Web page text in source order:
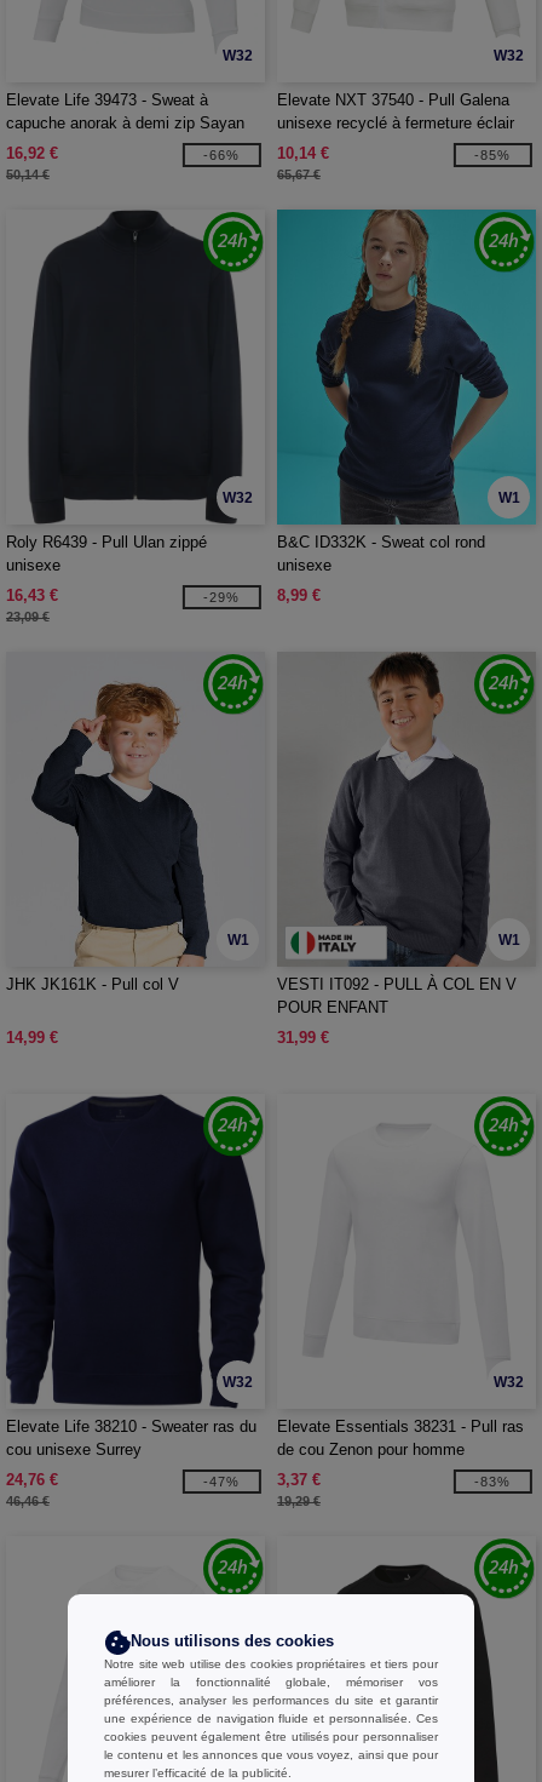
W32
Elevate Life 39473 - Sweat à
capuche anorak à demi zip Sayan
pour femme
16,92 €
50,14 €
-66%
W32
Elevate NXT 37540 - Pull Galena
unisexe recyclé à fermeture éclair
intégrale Aware™
10,14 €
65,67 €
-85%
W32
Roly R6439 - Pull Ulan zippé
unisexe
16,43 €
23,09 €
-29%
W1
B&C ID332K - Sweat col rond
unisexe
8,99 €
W1
JHK JK161K - Pull col V
14,99 €
W1
VESTI IT092 - PULL À COL EN V
POUR ENFANT
31,99 €
W32
Elevate Life 38210 - Sweater ras du
cou unisexe Surrey
24,76 €
46,46 €
-47%
W32
Elevate Essentials 38231 - Pull ras
de cou Zenon pour homme
3,37 €
19,29 €
-83%
Nous utilisons des cookies
Notre site web utilise des cookies propriétaires et tiers pour
améliorer la fonctionnalité globale, mémoriser vos
préférences, analyser les performances du site et garantir
une expérience de navigation fluide et personnalisée. Ces
cookies peuvent également être utilisés pour personnaliser
le contenu et les annonces que vous voyez, ainsi que pour
mesurer l’efficacité de la publicité.